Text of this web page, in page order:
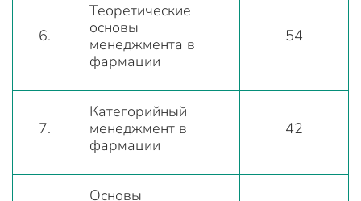
6.
Теоретические
основы
менеджмента в
фармации
54
7.
Категорийный
менеджмент в
фармации
42
Основы